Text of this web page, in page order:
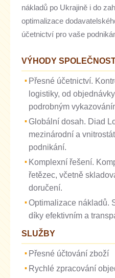
nákladů po Ukrajině i do
optimalizace
účetnictví pro vaše
VÝHODY
Přesné účetnictví.
logistiky, od
podrobným
Globální dosah. Diad
mezinárodní a
podnikání.
Komplexní řešení.
řetězec, včetně
doručení.
Optimalizace nákladů.
díky efektivním a
SLUŽBY
Přesné účtování zboží
Rychlé zpracování